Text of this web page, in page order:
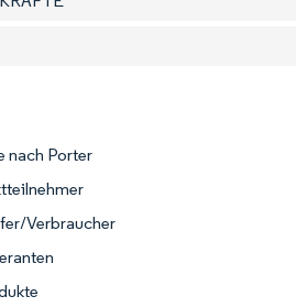
nach Porter
Verbraucher